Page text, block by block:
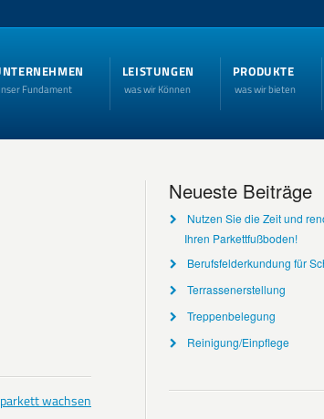
Fundament
LEISTUNGEN
was wir Können
PRODUKTE
was wir bieten
parkett wachsen
Neueste Beiträge
Nutzen Sie die Zeit und
Ihren Parkettfußboden!
Berufsfelderkundung für
Terrassenerstellung
Treppenbelegung
Reinigung/Einpflege